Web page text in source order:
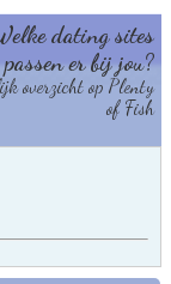
dating sites
passen er bij jou?
overzicht op Plenty
of Fish